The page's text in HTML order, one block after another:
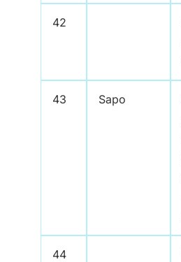
42
43 Sapo
44